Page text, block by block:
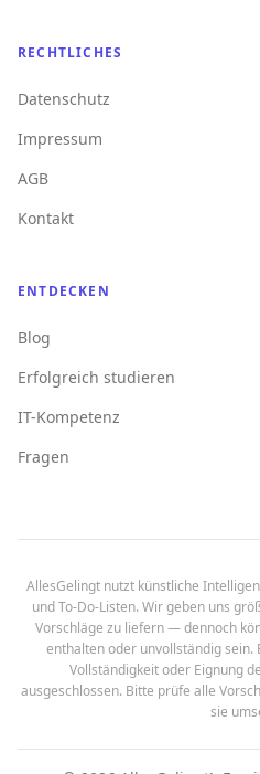
RECHTLICHES
Datenschutz
Impressum
AGB
Kontakt
ENTDECKEN
Blog
Erfolgreich studieren
IT-Kompetenz
Fragen
AllesGelingt nutzt künstliche
und To-Do-Listen. Wir geben uns
Vorschläge zu liefern — dennoch
enthalten oder unvollständig sein.
Vollständigkeit oder Eignung
ausgeschlossen. Bitte prüfe alle
sie